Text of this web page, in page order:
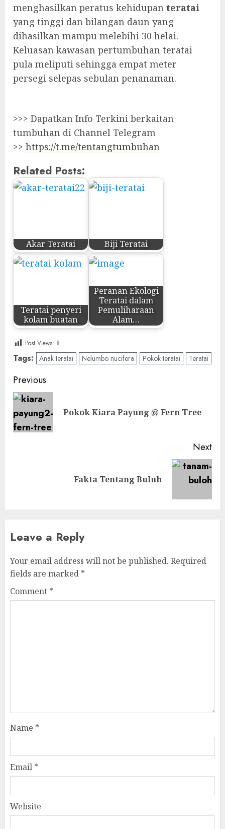
menghasilkan peratus kehidupan teratai
yang tinggi dan bilangan daun yang
dihasilkan mampu melebihi 30 helai.
Keluasan kawasan pertumbuhan teratai
pula meliputi sehingga empat meter
persegi selepas sebulan penanaman.
>>> Dapatkan Info Terkini berkaitan
tumbuhan di Channel Telegram
>> https://t.me/tentangtumbuhan
Related Posts:
Akar Teratai Biji Teratai
Teratai penyeri
kolam buatan
Peranan Ekologi
Teratai dalam
Pemuliharaan
Alam…
Post Views: 8
Tags: Anak teratai Nelumbo nucifera Pokok teratai Teratai
Post
navigation
Previous
Pokok Kiara Payung @ Fern Tree
Next
Fakta Tentang Buluh
Leave a Reply
Your email address will not be published. Required
fields are marked *
Comment *
Name *
Email *
Website